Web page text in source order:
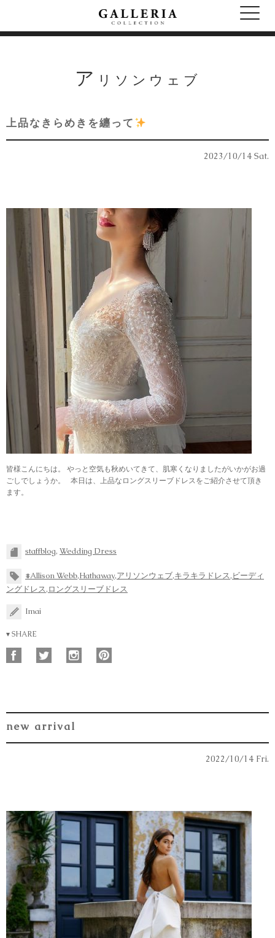
ア リソンウェブ
上品なきらめきを纏って
2023/10/14 Sat.
皆様こんにちは。 やっと空気も秋めいてきて、肌寒くなりましたがいかがお過
ごしでしょうか。 本日は、上品なロングスリーブドレスをご紹介させて頂き
ます。
staffblog, Wedding Dress
#Allison Webb,Hathaway,アリソンウェブ,キラキラドレス,ビーディ
ングドレス,ロングスリーブドレス
Imai
▾ SHARE
new arrival
2022/10/14 Fri.